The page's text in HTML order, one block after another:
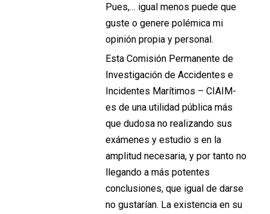
Pues,… igual menos puede que
guste o genere polémica mi
opinión propia y personal.
Esta Comisión Permanente de
Investigación de Accidentes e
Incidentes Marítimos – CIAIM-
es de una utilidad pública más
que dudosa no realizando sus
exámenes y estudio s en la
amplitud necesaria, y por tanto no
llegando a más potentes
conclusiones, que igual de darse
no gustarían. La existencia en su